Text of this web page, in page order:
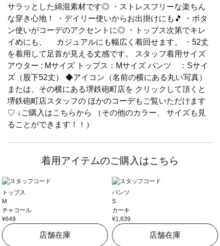
サラッとした綿混素材です◎ ・ストレスフリーな楽ちん
な穿き心地！ ・デイリー使いからお出掛けにも🎵 ・ボタ
ン使いがコーデのアクセントに◎ ・トップス次第でキレ
イめにも、 カジュアルにも幅広く着回せます。 ・52丈
を着用して足首が見える丈感です。 スタッフ着用サイズ
アウター : Mサイズ トップス：Mサイズ パンツ ：Sサイ
ズ（股下52丈） ◆アイコン（名前の横にある丸い写真）
または、その横にある堺鉄砲町店を クリックして頂くと
堺鉄砲町店スタッフの ほかのコーデもご覧いただけます
♡ ↓ご購入はこちらから （その他のカラー、 サイズも見
ることができます！！）
着用アイテムのご購入はこちら
トップス
M
チャコール
¥649
店舗在庫
パンツ
S
カーキ
¥1,639
店舗在庫